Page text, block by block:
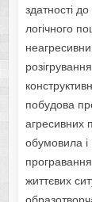
здатності
логічного
побудова
агресивних
обумовила і
життєвих